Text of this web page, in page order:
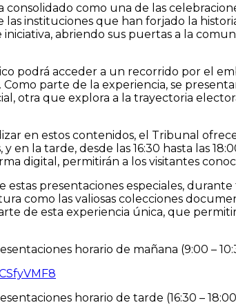
consolidado como una de las
instituciones que han forjado la
abriendo sus puertas a la
podrá acceder a un recorrido por el
parte de la experiencia, se
otra que explora a la trayectoria
en estos contenidos, el Tribunal
y en la tarde, desde las 16:30 hasta las
digital, permitirán a los visitantes
estas presentaciones especiales,
como las valiosas colecciones
de esta experiencia única, que
horario de mañana (9:00 –
horario de tarde (16:30 –